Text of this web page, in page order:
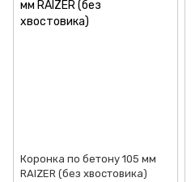
Коронка по бетону 105 мм
RAIZER (без хвостовика)